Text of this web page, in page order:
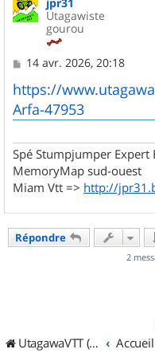
Utagawiste
gourou
M
s
s
a
g
14 avr. 2026, 20:18
https://
Arfa-47953
Spé Stumpjumper Expert
MemoryMap sud-ouest
Miam Vtt => http://
Répondre
2
UtagawaVTT (Randos VTT et VTTAE avec traces GPS)